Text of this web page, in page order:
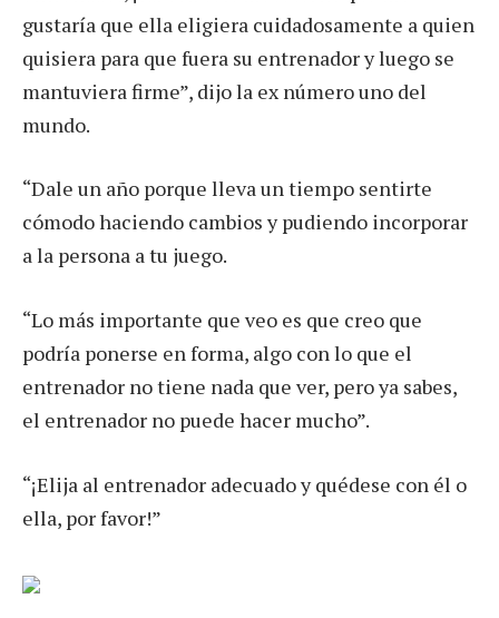
gustaría que ella eligiera cuidadosamente a quien
quisiera para que fuera su entrenador y luego se
mantuviera firme”, dijo la ex número uno del
mundo.
“Dale un año porque lleva un tiempo sentirte
cómodo haciendo cambios y pudiendo incorporar
a la persona a tu juego.
“Lo más importante que veo es que creo que
podría ponerse en forma, algo con lo que el
entrenador no tiene nada que ver, pero ya sabes,
el entrenador no puede hacer mucho”.
“¡Elija al entrenador adecuado y quédese con él o
ella, por favor!”